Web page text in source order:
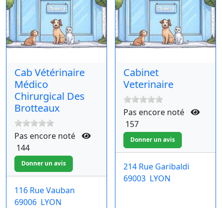
Cab Vétérinaire
Médico
Chirurgical Des
Brotteaux
Pas encore noté
144
116 Rue Vauban
69006 LYON
Cabinet
Veterinaire
Pas encore noté
157
214 Rue Garibaldi
69003 LYON